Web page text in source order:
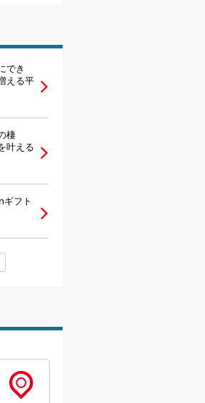
でき
える平
棲
叶える
ギフト